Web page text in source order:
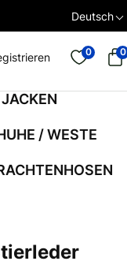
Deutsch
0 0
/ WESTE